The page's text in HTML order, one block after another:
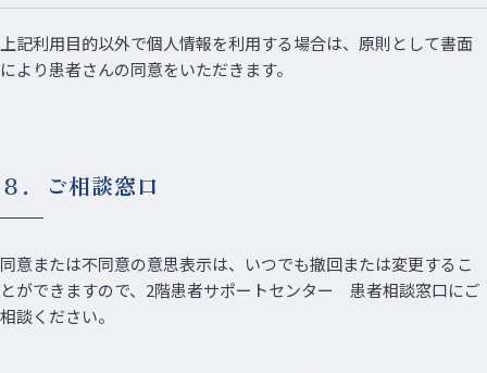
上記利用目的以外で個人情報を利用する場合は、原則として書面
により患者さんの同意をいただきます。
８．ご相談窓口
同意または不同意の意思表示は、いつでも撤回または変更するこ
とができますので、2階患者サポートセンター 患者相談窓口にご
相談ください。